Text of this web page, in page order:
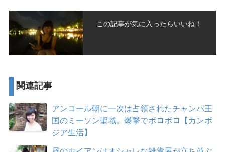
この記事が気に入ったらいいね！
関連記事
アンコール朝に一次は占領されたチャンパ王
国のミーソン聖域。爆撃でボロボロ【カンボ
ジア生活】